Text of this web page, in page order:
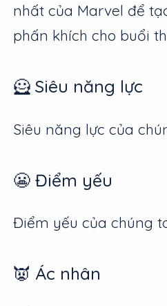
nhất của Marvel để
phấn khích cho buổi
🦸 Siêu năng lực
Siêu năng lực của
😬 Điểm yếu
Điểm yếu của chúng
👿 Ác nhân